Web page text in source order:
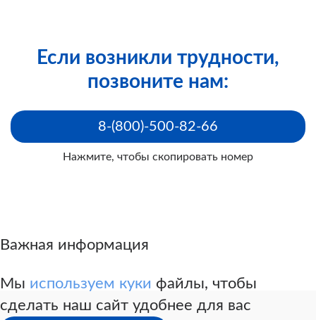
Если возникли трудности,
позвоните нам:
8-(800)-500-82-66
Нажмите, чтобы скопировать номер
Важная информация
Мы используем куки файлы, чтобы
сделать наш сайт удобнее для вас